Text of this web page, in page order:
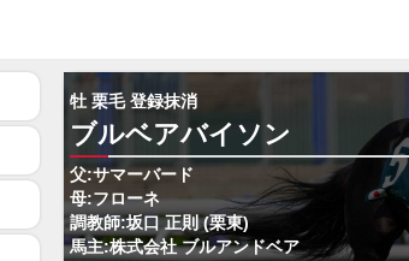
牡 栗毛 登録抹消
ブルベアバイソン
父:サマーバード
母:フローネ
調教師:坂口 正則 (栗東)
馬主:株式会社 ブルアンドベア